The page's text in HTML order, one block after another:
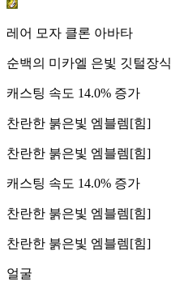
레어 모자 클론 아바타
순백의 미카엘 은빛 깃털장식
캐스팅 속도 14.0% 증가
찬란한 붉은빛 엠블렘[힘]
찬란한 붉은빛 엠블렘[힘]
캐스팅 속도 14.0% 증가
찬란한 붉은빛 엠블렘[힘]
찬란한 붉은빛 엠블렘[힘]
얼굴